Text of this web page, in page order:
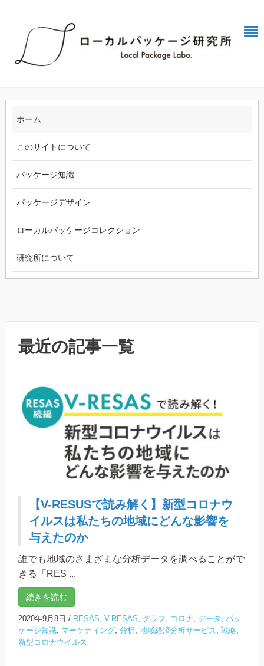
ホーム
このサイトについて
パッケージ知識
パッケージデザイン
ローカルパッケージコレクション
研究所について
最近の記事一覧
【V-RESUSで読み解く】新型コロナウ
イルスは私たちの地域にどんな影響を
与えたのか
誰でも地域のさまざまな分析データを調べることがで
きる「RES ...
続きを読む
2020年9月8日 / RESAS, V-RESAS, グラフ, コロナ, データ , パッ
ケージ知識, マーケティング, 分析, 地域経済分析サービス, 戦略,
新型コロナウイルス